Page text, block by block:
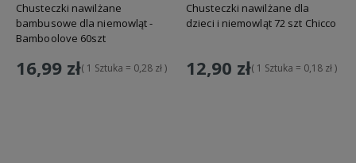
Chusteczki nawilżane
bambusowe dla niemowląt -
Bamboolove 60szt
16,99 zł( 1 Sztuka = 0,28 zł )
Chusteczki nawilżane dla
dzieci i niemowląt 72 szt Chicco
12,90 zł( 1 Sztuka = 0,18 zł )